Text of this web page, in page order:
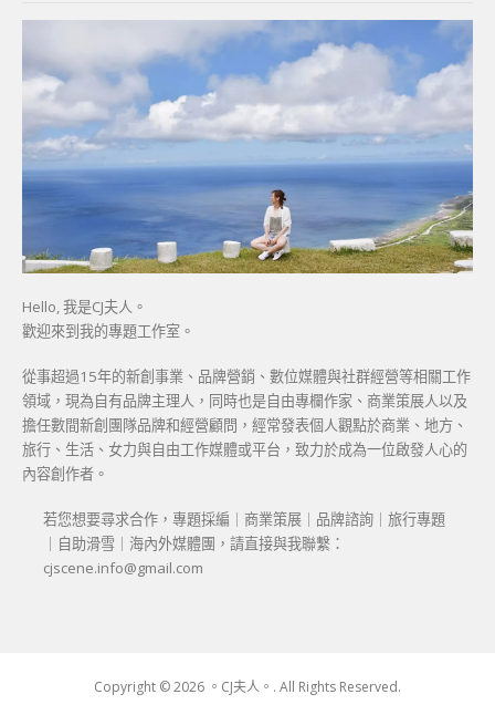
Hello, 我是CJ夫人。
歡迎來到我的專題工作室。
從事超過15年的新創事業、品牌營銷、數位媒體與社群經營等相關工作
領域，現為自有品牌主理人，同時也是自由專欄作家、商業策展人以及
擔任數間新創團隊品牌和經營顧問，經常發表個人觀點於商業、地方、
旅行、生活、女力與自由工作媒體或平台，致力於成為一位啟發人心的
內容創作者。
若您想要尋求合作，專題採編｜商業策展｜品牌諮詢｜旅行專題
｜自助滑雪｜海內外媒體團，請直接與我聯繫：
cjscene.info@gmail.com
Copyright © 2026 。CJ夫人。. All Rights Reserved.